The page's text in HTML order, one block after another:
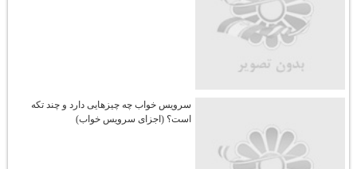
سرویس خواب چه چیزهایی دارد و چند تکه
است؟ (اجزای سرویس خواب)